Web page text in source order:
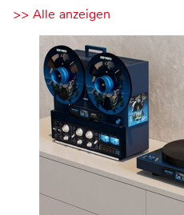
>> Alle anzeigen